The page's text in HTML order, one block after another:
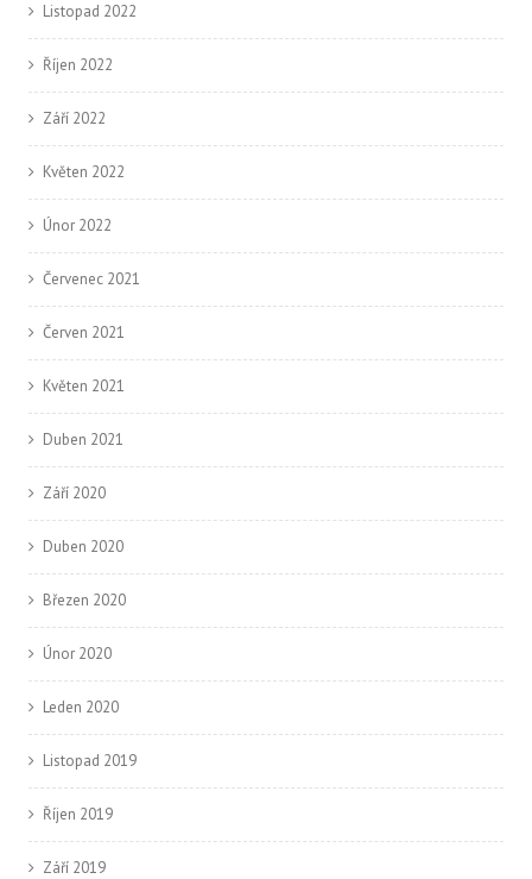
Listopad 2022
Říjen 2022
Září 2022
Květen 2022
Únor 2022
Červenec 2021
Červen 2021
Květen 2021
Duben 2021
Září 2020
Duben 2020
Březen 2020
Únor 2020
Leden 2020
Listopad 2019
Říjen 2019
Září 2019